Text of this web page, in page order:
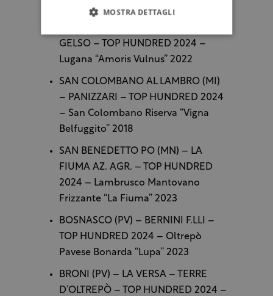
Brut Metodo Classico “Alma Maria”
GELSO – TOP HUNDRED 2024 –
Lugana “Amoris Vulnus” 2022
SAN COLOMBANO AL LAMBRO (MI)
– PANIZZARI – TOP HUNDRED 2024
– San Colombano Riserva “Vigna
Belfuggito” 2018
SAN BENEDETTO PO (MN) – LA
FIUMA AZ. AGR. – TOP HUNDRED
2024 – Lambrusco Mantovano
Frizzante “La Fiuma” 2023
BOSNASCO (PV) – BERNINI F.LLI –
TOP HUNDRED 2024 – Oltrepò
Pavese Bonarda “Lupa” 2023
BRONI (PV) – LA VERSA – TERRE
D’OLTREPÒ – TOP HUNDRED 2024 –
MOSTRA DETTAGLI